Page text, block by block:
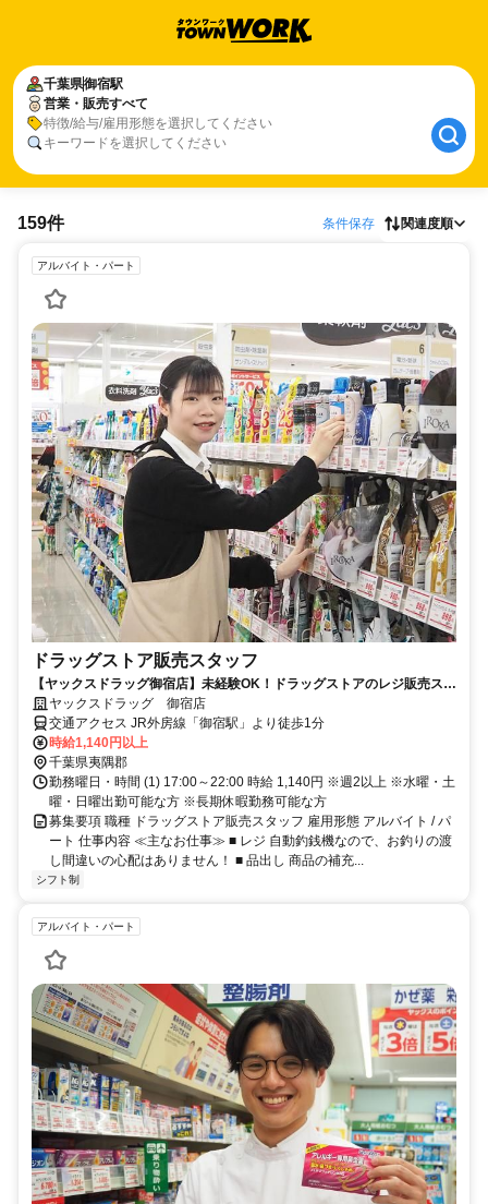
千葉県御宿駅
営業・販売すべて
特徴/給与/雇用形態を選択してください
キーワードを選択してください
159件 条件保存 関連度順
アルバイト・パート
ドラッグストア販売スタッフ
【ヤックスドラッグ御宿店】未経験OK！ドラッグストアのレジ販売スタ
ッフの募集【アルバイト・パート】
ヤックスドラッグ 御宿店
交通アクセス JR外房線「御宿駅」より徒歩1分
時給1,140円以上
千葉県夷隅郡
勤務曜日・時間 (1) 17:00～22:00 時給 1,140円 ※週2以上 ※水曜・土
曜・日曜出勤可能な方 ※長期休暇勤務可能な方
募集要項 職種 ドラッグストア販売スタッフ 雇用形態 アルバイト / パ
ート 仕事内容 ≪主なお仕事≫ ■ レジ 自動釣銭機なので、お釣りの渡
し間違いの心配はありません！ ■ 品出し 商品の補充...
シフト制
アルバイト・パート